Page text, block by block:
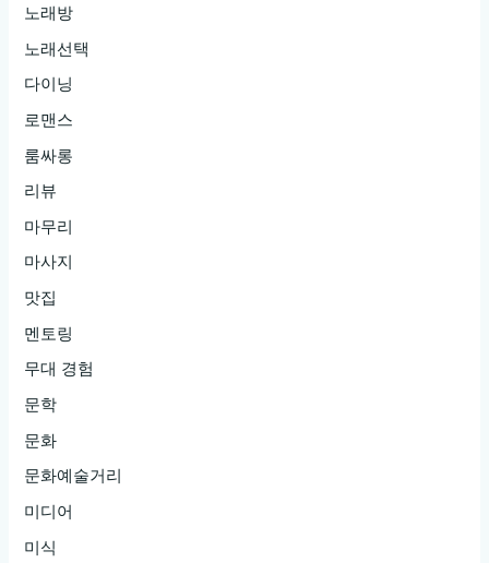
노래방
노래선택
다이닝
로맨스
룸싸롱
리뷰
마무리
마사지
맛집
멘토링
무대 경험
문학
문화
문화예술거리
미디어
미식